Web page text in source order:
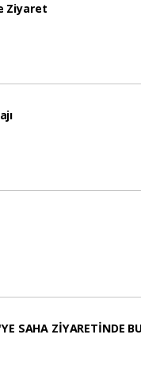
Ziyaret
A.Ş.'YE SAHA